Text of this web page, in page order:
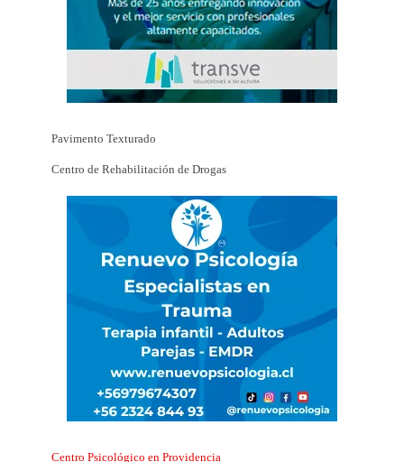
Pavimento Texturado
Centro de Rehabilitación de Drogas
Centro Psicológico en Providencia